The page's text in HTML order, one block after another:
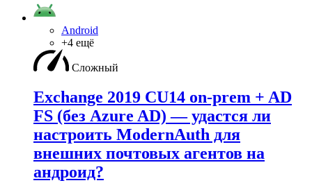
Android
+4 ещё
Сложный
Exchange 2019 CU14 on-prem + AD
FS (без Azure AD) — удаcтся ли
настроить ModernAuth для
внешних почтовых агентов на
андроид?